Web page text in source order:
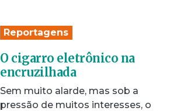
Reportagens
O cigarro eletrônico na
encruzilhada
Sem muito alarde, mas sob a
pressão de muitos interesses, o